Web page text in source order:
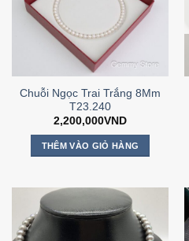
Chuỗi Ngọc Trai Trắng 8Mm
T23.240
2,200,000VND
THÊM VÀO GIỎ HÀNG